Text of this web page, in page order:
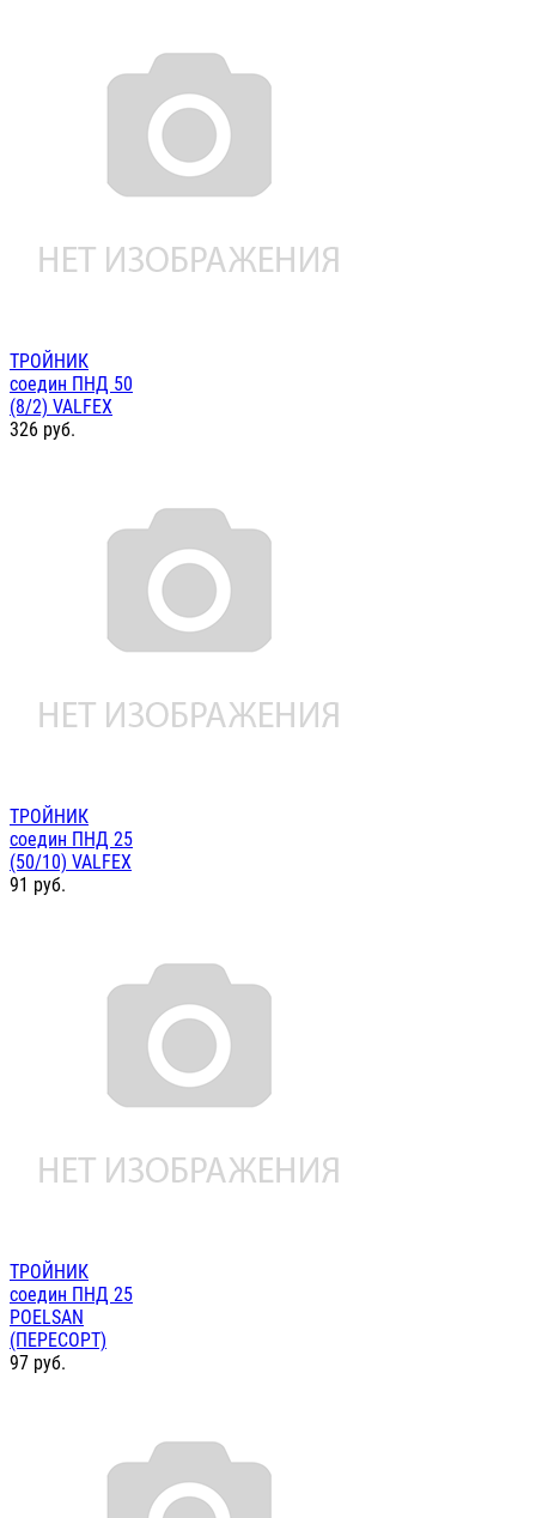
ТРОЙНИК
соедин ПНД 50
(8/2) VALFEX
326 руб.
ТРОЙНИК
соедин ПНД 25
(50/10) VALFEX
91 руб.
ТРОЙНИК
соедин ПНД 25
POELSAN
(ПЕРЕСОРТ)
97 руб.